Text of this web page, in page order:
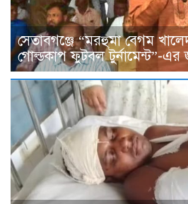
সেতাবগঞ্জে “মরহুমা বেগম
গোল্ডকাপ ফুটবল টুর্নামেন্ট”-